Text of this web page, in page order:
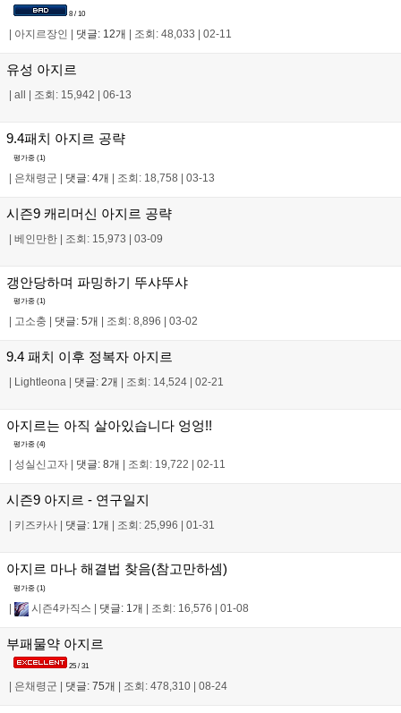
8 / 10
아지르장인 댓글: 12개 조회: 48,033 02-11
유성 아지르
all 조회: 15,942 06-13
9.4패치 아지르 공략
평가중 (1)
| 은채령군 | 댓글: 4개 | 조회: 18,758 | 03-13
시즌9 캐리머신 아지르 공략
| 베인만한 | 조회: 15,973 | 03-09
갱안당하며 파밍하기 뚜샤뚜샤
평가중 (1)
고소충 댓글: 5개 조회: 8,896 03-02
9.4 패치 이후 정복자 아지르
Lightleona 댓글: 2개 조회: 14,524 02-21
아지르는 아직 살아있습니다 엉엉!!
평가중 (4)
성실신고자 댓글: 8개 조회: 19,722 02-11
시즌9 아지르 - 연구일지
키즈카사 댓글: 1개 조회: 25,996 01-31
아지르 마나 해결법 찾음(참고만하셈)
평가중 (1)
| 시즌4카직스 | 댓글: 1개 | 조회: 16,576 | 01-08
부패물약 아지르
25 / 31
은채령군 댓글: 75개 조회: 478,310 08-24